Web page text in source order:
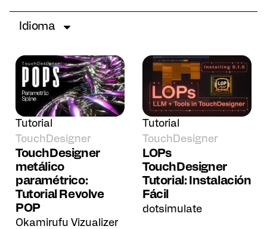
Idioma
Tutorial
TouchDesigner
TouchDesigner
metálico
paramétrico:
Tutorial Revolve
POP
Okamirufu Vizualizer
Tutorial
TouchDesigner
LOPs
TouchDesigner
Tutorial: Instalación
Fácil
dotsimulate